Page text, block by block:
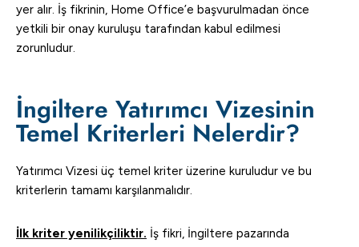
yer alır. İş fikrinin, Home Office’e başvurulmadan önce
yetkili bir onay kuruluşu tarafından kabul edilmesi
zorunludur.
İngiltere Yatırımcı Vizesinin
Temel Kriterleri Nelerdir?
Yatırımcı Vizesi üç temel kriter üzerine kuruludur ve bu
kriterlerin tamamı karşılanmalıdır.
İlk kriter yenilikçiliktir. İş fikri, İngiltere pazarında